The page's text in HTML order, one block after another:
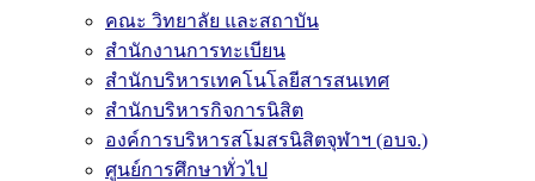
คณะ วิทยาลัย และสถาบัน
สำนักงานการทะเบียน
สำนักบริหารเทคโนโลยีสารสนเทศ
สำนักบริหารกิจการนิสิต
องค์การบริหารสโมสรนิสิตจุฬาฯ (อบจ.)
ศูนย์การศึกษาทั่วไป